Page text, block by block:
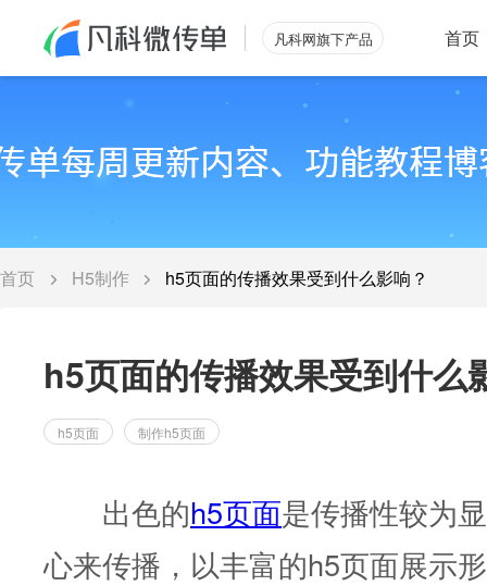
凡科网旗下产品 首页
首页 H5制作 h5页面的传播效果受到什么影响？
h5页面的传播效果受到什么
h5页面 制作h5页面
出色的h5页面是传播性较为
心来传播，以丰富的h5页面展示